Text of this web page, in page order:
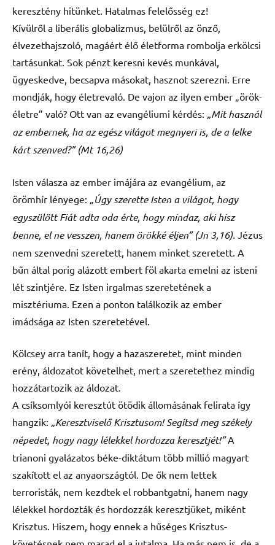
keresztény hitünket. Hatalmas felelősség ez!
Kívülről a liberális globalizmus, belülről az önző,
élvezethajszoló, magáért élő életforma rombolja erkölcsi
tartásunkat. Sok pénzt keresni kevés munkával,
ügyeskedve, becsapva másokat, hasznot szerezni. Erre
mondják, hogy életrevaló. De vajon az ilyen ember „örök-
életre” való? Ott van az evangéliumi kérdés: „Mit használ
az embernek, ha az egész világot megnyeri is, de a lelke
kárt szenved?” (Mt 16,26)
Isten válasza az ember imájára az evangélium, az
örömhír lényege: „Úgy szerette Isten a világot, hogy
egyszülött Fiát adta oda érte, hogy mindaz, aki hisz
benne, el ne vesszen, hanem örökké éljen” (Jn 3,16). Jézus
nem szenvedni szeretett, hanem minket szeretett. A
bűn által porig alázott embert föl akarta emelni az isteni
lét szintjére. Ez Isten irgalmas szeretetének a
misztériuma. Ezen a ponton találkozik az ember
imádsága az Isten szeretetével.
Kölcsey arra tanít, hogy a hazaszeretet, mint minden
erény, áldozatot követelhet, mert a szeretethez mindig
hozzátartozik az áldozat.
A csíksomlyói keresztút ötödik állomásának felirata így
hangzik: „Keresztviselő Krisztusom! Segítsd meg székely
népedet, hogy nagy lélekkel hordozza keresztjét!”A
trianoni gyalázatos béke-diktátum több millió magyart
szakított el az anyaországtól. De ők nem lettek
terroristák, nem kezdtek el robbantgatni, hanem nagy
lélekkel hordozták és hordozzák keresztjüket, miként
Krisztus. Hiszem, hogy ennek a hűséges Krisztus-